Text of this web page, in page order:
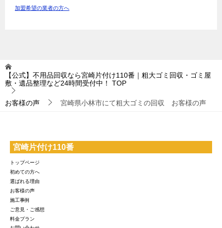
加盟希望の業者の方へ
【公式】不用品回収なら宮崎片付け110番｜粗大ゴミ回収・ゴミ屋
敷・遺品整理など24時間受付中！
TOP
お客様の声 宮崎県小林市にて粗大ゴミの回収 お客様の声
宮崎片付け110番
トップページ
初めての方へ
選ばれる理由
お客様の声
施工事例
ご意見・ご感想
料金プラン